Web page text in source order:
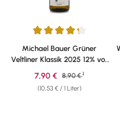
Durchschnittliche Bewertung
Michael Bauer Grüner
Veltliner Klassik 2025 12% vol.
0,75l
(10,53 € / 1 Liter)
Verkaufspreis:
7,90 € Regulärer Preis:
8,90 € 1